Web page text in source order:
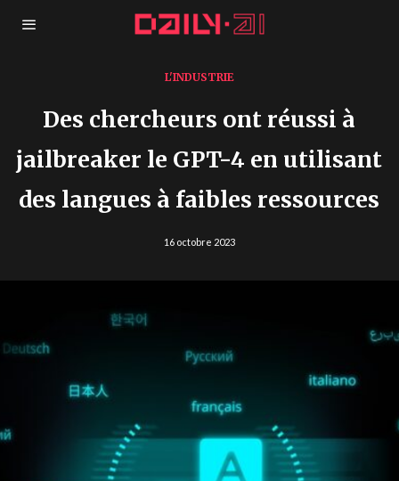
L'INDUSTRIE
Des chercheurs ont réussi à
jailbreaker le GPT-4 en utilisant
des langues à faibles ressources
16 octobre 2023